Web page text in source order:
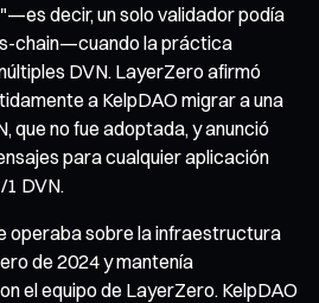
decir, un solo validador podía
chain—cuando la práctica
DVN. LayerZero afirmó
a KelpDAO migrar a una
que no fue adoptada, y anunció
para cualquier aplicación
DVN.
operaba sobre la infraestructura
de 2024 y mantenía
el equipo de LayerZero. KelpDAO